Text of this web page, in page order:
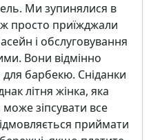
Ми зупинялися в
просто приїжджали
і обслуговування
Вони відмінно
барбекю. Сніданки
літня жінка, яка
зіпсувати все
приймати